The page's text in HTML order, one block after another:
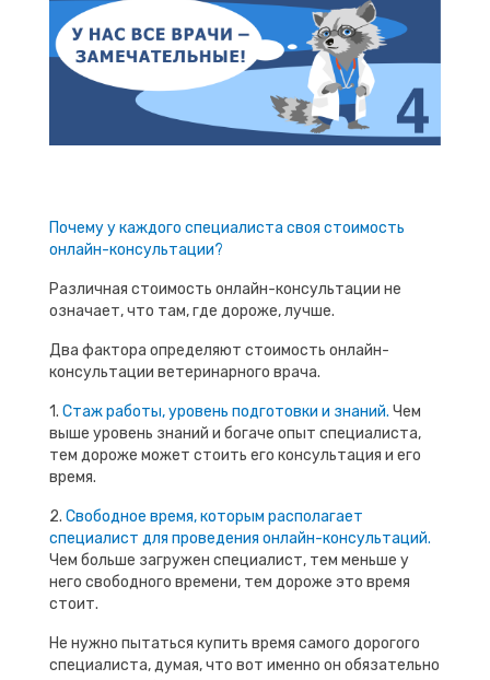
Почему у каждого специалиста своя стоимость
онлайн-консультации?
Различная стоимость онлайн-консультации не
означает, что там, где дороже, лучше.
Два фактора определяют стоимость онлайн-
консультации ветеринарного врача.
1. Стаж работы, уровень подготовки и знаний. Чем
выше уровень знаний и богаче опыт специалиста,
тем дороже может стоить его консультация и его
время.
2. Свободное время, которым располагает
специалист для проведения онлайн-консультаций.
Чем больше загружен специалист, тем меньше у
него свободного времени, тем дороже это время
стоит.
Не нужно пытаться купить время самого дорогого
специалиста, думая, что вот именно он обязательно